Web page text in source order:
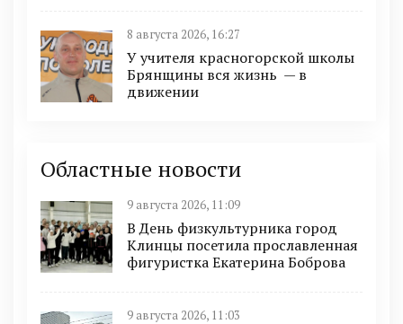
8 августа 2026, 16:27
У учителя красногорской школы
Брянщины вся жизнь — в
движении
Областные новости
9 августа 2026, 11:09
В День физкультурника город
Клинцы посетила прославленная
фигуристка Екатерина Боброва
9 августа 2026, 11:03